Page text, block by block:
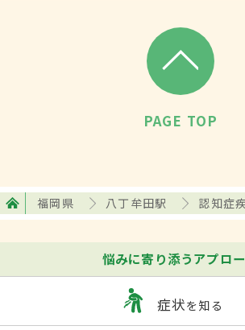
PAGE TOP
福岡県 八丁牟田駅 認知症
悩みに寄り添うアプロ
症状を知る